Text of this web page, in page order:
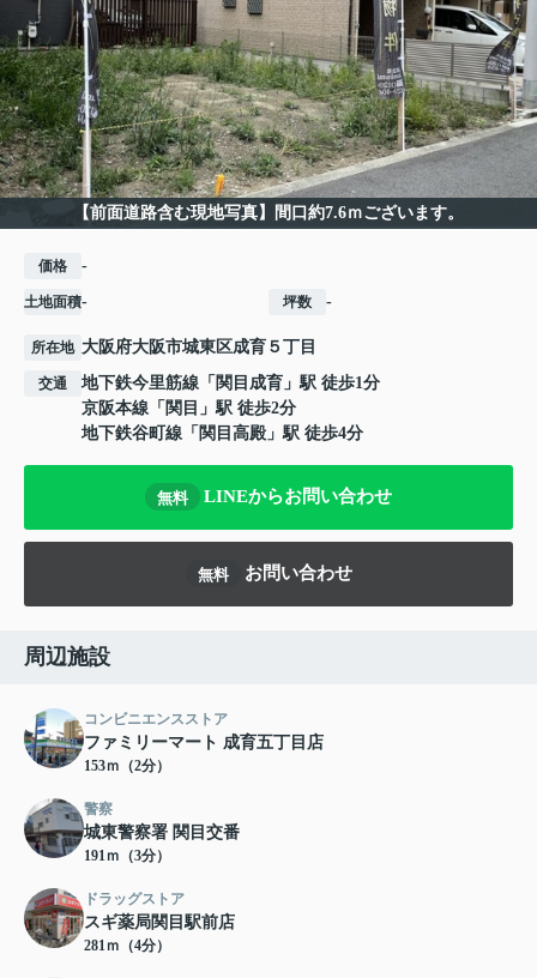
【前面道路含む現地写真】間口約7.6ｍございます。
価格 -
土地面積- 坪数 -
所在地 大阪府大阪市城東区成育 ５丁目
交通 地下鉄今里筋線 「 関目成育 」駅 徒歩1分
京阪本線 「 関目 」駅 徒歩2分
地下鉄谷町線 「 関目高殿 」駅 徒歩4分
無料 LINEからお問い合わせ
無料 お問い合わせ
周辺施設
コンビニエンスストア
ファミリーマート 成育五丁目店
153ｍ（2分）
警察
城東警察署 関目交番
191ｍ（3分）
ドラッグストア
スギ薬局関目駅前店
281ｍ（4分）